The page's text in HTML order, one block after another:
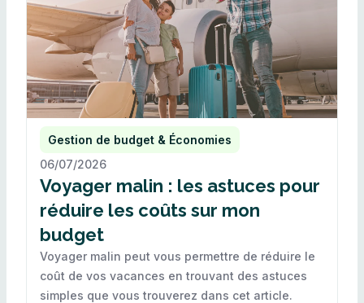
Gestion de budget & Économies
06/07/2026
Voyager malin : les astuces pour
réduire les coûts sur mon
budget
Voyager malin peut vous permettre de réduire le
coût de vos vacances en trouvant des astuces
simples que vous trouverez dans cet article.